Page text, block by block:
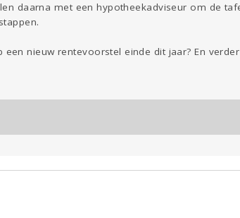
daarna met een hypotheekadviseur om de
nieuw rentevoorstel einde dit jaar? En